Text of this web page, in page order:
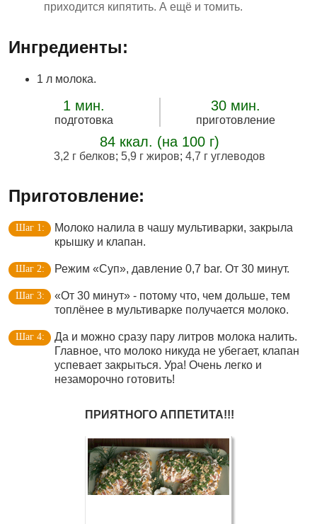
приходится кипятить. А ещё и томить.
Ингредиенты:
1 л молока.
1 мин.
подготовка
30 мин.
приготовление
84 ккал. (на 100 г)
3,2 г белков; 5,9 г жиров; 4,7 г углеводов
Приготовление:
Молоко налила в чашу мультиварки, закрыла
крышку и клапан.
Режим «Суп», давление 0,7 bar. От 30 минут.
«От 30 минут» - потому что, чем дольше, тем
топлёнее в мультиварке получается молоко.
Да и можно сразу пару литров молока налить.
Главное, что молоко никуда не убегает, клапан
успевает закрыться. Ура! Очень легко и
незаморочно готовить!
ПРИЯТНОГО АППЕТИТА!!!